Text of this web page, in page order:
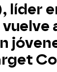
líder